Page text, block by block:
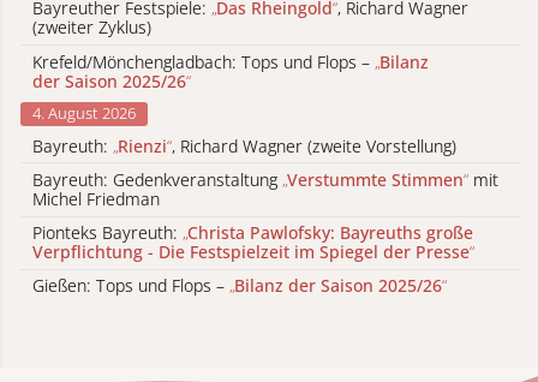
Bayreuther Festspiele: „Das Rheingold“, Richard Wagner
(zweiter Zyklus)
Krefeld/Mönchengladbach: Tops und Flops – „Bilanz
der Saison 2025/26“
4. August 2026
Bayreuth: „Rienzi“, Richard Wagner (zweite Vorstellung)
Bayreuth: Gedenkveranstaltung „Verstummte Stimmen“ mit
Michel Friedman
Pionteks Bayreuth: „Christa Pawlofsky: Bayreuths große
Verpflichtung - Die Festspielzeit im Spiegel der Presse“
Gießen: Tops und Flops – „Bilanz der Saison 2025/26“